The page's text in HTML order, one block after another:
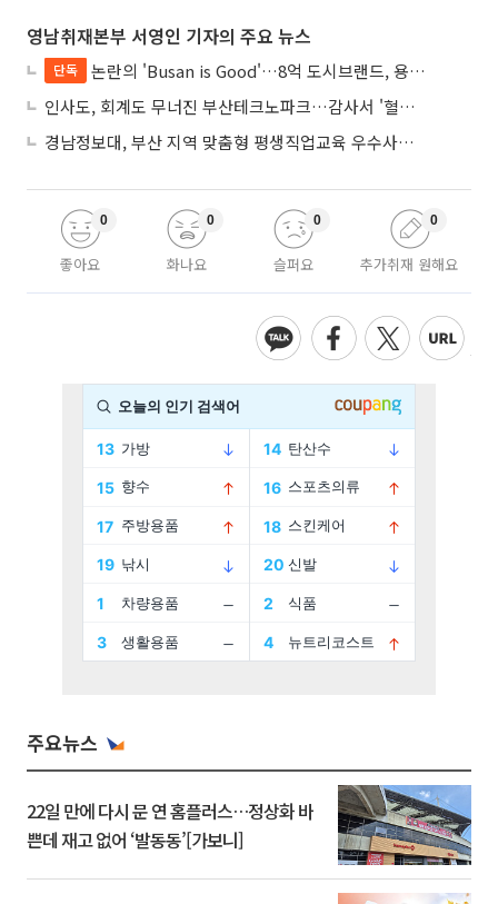
영남취재본부 서영인 기자의 주요 뉴스
단독
논란의 'Busan is Good'…8억 도시브랜드, 용산 대통령실 CI 업체가 수행
인사도, 회계도 무너진 부산테크노파크…감사서 '혈세 유용·인사 뒤집기' 적발
경남정보대, 부산 지역 맞춤형 평생직업교육 우수사례로 혁신 주도
좋아요
0
화나요
0
슬퍼요
0
추가취재 원해요
0
주요뉴스
22일 만에 다시 문 연 홈플러스…정상화 바
쁜데 재고 없어 ‘발동동’[가보니]